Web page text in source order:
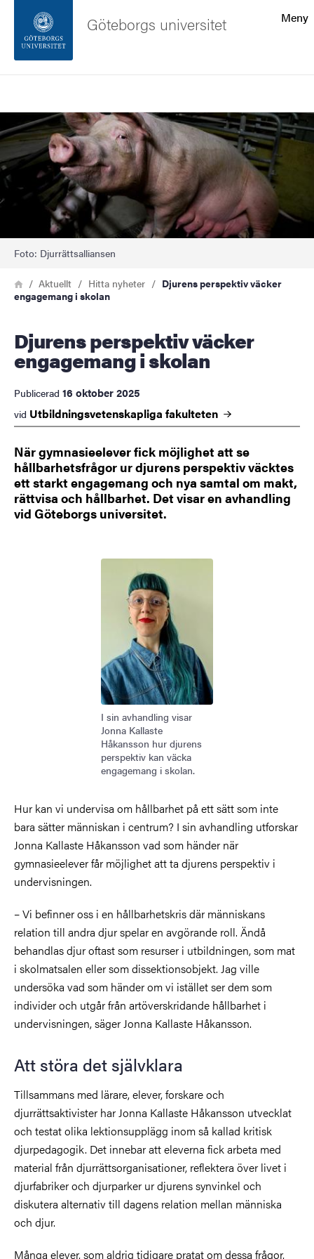
Sidfoten
Om webbplatsen
Meny
Göteborgs universitet
Bild
Foto: Djurrättsalliansen
Länkstig
HemAktuellt Hitta nyheter
Djurens perspektiv väcker
engagemang i skolan
Djurens perspektiv väcker
engagemang i skolan
Publicerad 16 oktober 2025
vid Utbildningsvetenskapliga fakulteten
När gymnasieelever fick möjlighet att se
hållbarhetsfrågor ur djurens perspektiv väcktes
ett starkt engagemang och nya samtal om makt,
rättvisa och hållbarhet. Det visar en avhandling
vid Göteborgs universitet.
Bild
I sin avhandling visar
Jonna Kallaste
Håkansson hur djurens
perspektiv kan väcka
engagemang i skolan.
Hur kan vi undervisa om hållbarhet på ett sätt som inte
bara sätter människan i centrum? I sin avhandling utforskar
Jonna Kallaste Håkansson vad som händer när
gymnasieelever får möjlighet att ta djurens perspektiv i
undervisningen.
– Vi befinner oss i en hållbarhetskris där människans
relation till andra djur spelar en avgörande roll. Ändå
behandlas djur oftast som resurser i utbildningen, som mat
i skolmatsalen eller som dissektionsobjekt. Jag ville
undersöka vad som händer om vi istället ser dem som
individer och utgår från artöverskridande hållbarhet i
undervisningen, säger Jonna Kallaste Håkansson.
Att störa det självklara
Tillsammans med lärare, elever, forskare och
djurrättsaktivister har Jonna Kallaste Håkansson utvecklat
och testat olika lektionsupplägg inom så kallad kritisk
djurpedagogik. Det innebar att eleverna fick arbeta med
material från djurrättsorganisationer, reflektera över livet i
djurfabriker och djurparker ur djurens synvinkel och
diskutera alternativ till dagens relation mellan människa
och djur.
Många elever, som aldrig tidigare pratat om dessa frågor,